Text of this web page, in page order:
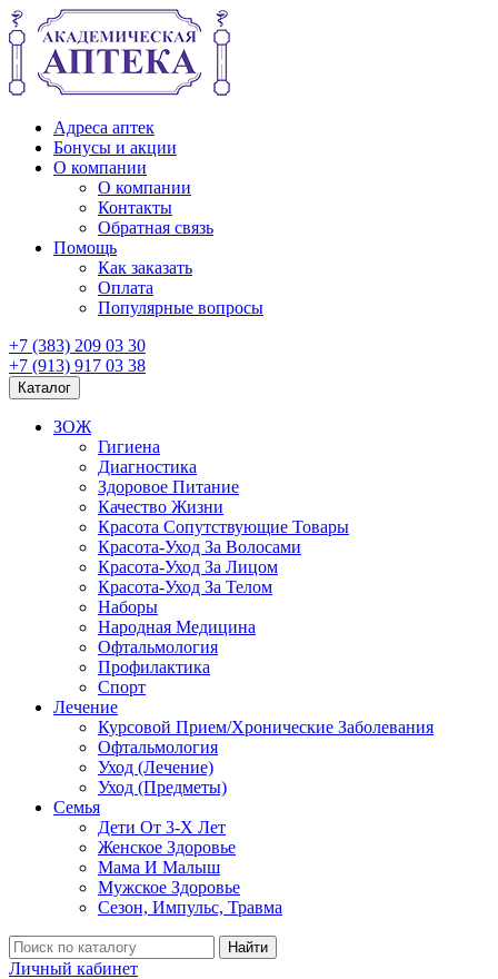
Адреса аптек
Бонусы и акции
О компании
О компании
Контакты
Обратная связь
Помощь
Как заказать
Оплата
Популярные вопросы
+7 (383) 209 03 30
+7 (913) 917 03 38
Каталог
ЗОЖ
Гигиена
Диагностика
Здоровое Питание
Качество Жизни
Красота Сопутствующие Товары
Красота-Уход За Волосами
Красота-Уход За Лицом
Красота-Уход За Телом
Наборы
Народная Медицина
Офтальмология
Профилактика
Спорт
Лечение
Курсовой Прием/Хронические Заболевания
Офтальмология
Уход (Лечение)
Уход (Предметы)
Семья
Дети От 3-Х Лет
Женское Здоровье
Мама И Малыш
Мужское Здоровье
Сезон, Импульс, Травма
Найти
Личный кабинет